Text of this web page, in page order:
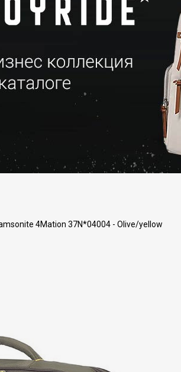
4Mation 37N*04004 - Olive/yellow